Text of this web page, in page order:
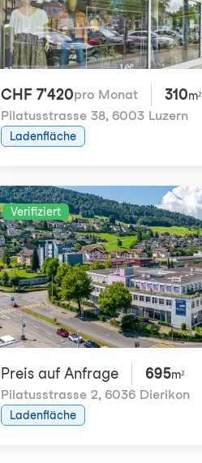
CHF 7'420pro Monat 310m²
Pilatusstrasse 38, 6003 Luzern
Ladenfläche
Verifiziert
Preis auf Anfrage 695m²
Pilatusstrasse 2, 6036 Dierikon
Ladenfläche